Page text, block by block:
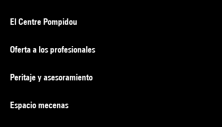
El Centre Pompidou
Oferta a los profesionales
Peritaje y asesoramiento
Espacio mecenas